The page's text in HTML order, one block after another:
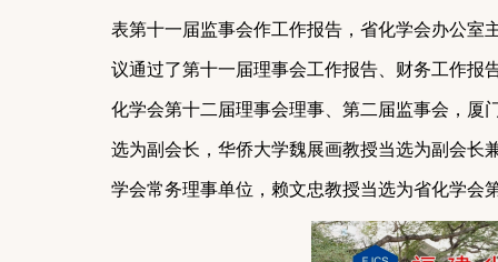
表第十一届监事会作工作报告，省化学会办公室
议通过了第十一届理事会工作报告、财务工作报
化学会第十二 届理事会理事、第二 届监事会，厦
选为副会长，华侨大学魏展画教授当选为副会长
学会常务理事单位， 赖文忠教授当选为省化学会